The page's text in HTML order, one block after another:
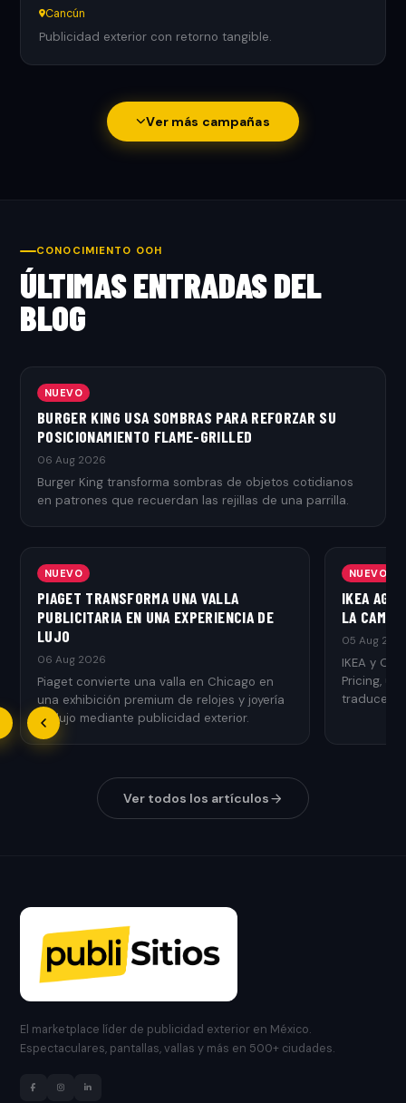
Cancún
Publicidad exterior con retorno tangible.
Ver más campañas
CONOCIMIENTO OOH
ÚLTIMAS ENTRADAS DEL
BLOG
NUEVO
BURGER KING USA SOMBRAS PARA REFORZAR SU
POSICIONAMIENTO FLAME-GRILLED
06 Aug 2026
Burger King transforma sombras de objetos cotidianos
en patrones que recuerdan las rejillas de una parrilla.
NUEVO
PIAGET TRANSFORMA UNA VALLA
PUBLICITARIA EN UNA EXPERIENCIA DE
LUJO
06 Aug 2026
Piaget convierte una valla en Chicago en
una exhibición premium de relojes y joyería
de lujo mediante publicidad exterior.
NUEVO
IKEA
LA
05 Aug
IKEA y
Pricing,
traduce el
Ver todos los artículos
El marketplace líder de publicidad exterior en México.
Espectaculares, pantallas, vallas y más en 500+ ciudades.